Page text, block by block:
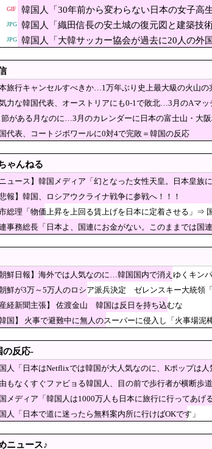
国は反日を持ち込むな ［8/9］
部の爺さん、学生に「原爆を持たないと負ける
愚かな核抑止論を許さぬ」
国人審判を性接待で買収していた事が判明
韓国人選手絶対やってはいけないプレーで退場となる」
竣工1年半の新築マンションで外壁テ
んなの出さんて」と大阪に上陸した
で……
ディア「幻となった女性天皇。日本皇族に韓半
約8兆9千億円要求へ…予算案で膨張、迎撃用無
隆、100マイルの速球を打ち砕く2試
＝韓国の反応
1％表明も支持率初の6割切り…「賛成52％」の波紋【8月JNN
アナウンサー、生放送中に小銃を手に『命を捧げる』と宣言…
ァン、38年ぶりに栓を抜いた」
論文数、中国が6年連続1位も… 自国引用が6割超 [8/7]
流。長江流域で深刻な洪水被害
知事「報道に強い不満・苦情が寄せ
に書くとか頭がどうかしてるのか？
作るとかそういう話かと思ったら……
同時花火」開催中止を発表 今後の対応は「法的専門家への相
物 養豚品種が輸送中に落下か 預かる動物病院「早く持ち
モジタバ師が危篤「いつ死亡してもおかしくな
部で「商品を手に持って水着お姉さん
した結果……
ーブ姿の秋田県幹部職員による記者
ため...」とは何だったのか
報じられる‥」
本より確実に美味しく調理する食べ物がこちら・・・」
外で一斉に報じられる‥」
GIF
韓国人「30年前から変わらない日本の女子高
を着用し続けるのか？」
JPG
韓国人「織田信長の安土城の復元図と建築技
う‥」
JPG
韓国人「大韓サッカー協会が過去に20人の外
旅行キャンセルすべきか…1万年ぶり史上最大級の火山の
力な韓国代表、オーストリアにも0-1で敗北…3月のAマ
節がある月なのに…3月のカレンダーに日本の富士山・大
代表、コートジボワールに0対4で完敗＝韓国の反応
ゃんねる
ニュース】韓国メディア「幻となった女性天皇。日本皇族
悲報】韓国、ロシアウクライナ戦争に参戦へ！！！
総理「物価上昇を上回る賃上げを日本に定着させる」⇒
事務総長「日本よ、国連にお金がない。このままでは国
朝鮮日報】海外では人気なのに…韓国国内で消えゆくキン
鮮が3万～5万人のロシア派兵決定 ゼレンスキー大統領
産経新聞主張】 佐渡金山 韓国は反日を持ち込むな
韓国】 火事で避難中に無人のスーパーに侵入し「火事場
の反応-
人「日本はNetflixでは韓国が大人気なのに、Kポップは
もなくすぐファビョる韓国人、目の前で歩行者が横断歩
メディア「韓国人は1000万人も日本に旅行に行ってあ
げて日本を分析
人「日本で道に迷ったら無料案内所に行けばOKです」
ニュース♪